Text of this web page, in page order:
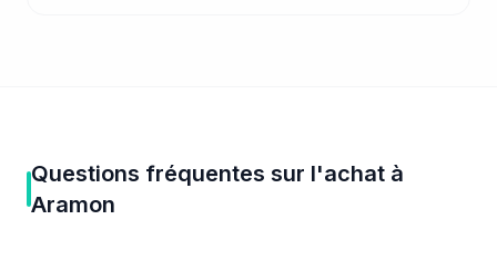
Questions fréquentes sur l'achatà
Aramon